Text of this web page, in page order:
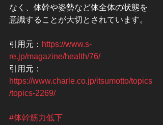
なく、体幹や姿勢など体全体の状態を
意識することが大切とされています。
引用元： https://www.s-
re.jp/magazine/health/76/
引用元：
https://www.charle.co.jp/itsumotto/topics
/topics-2269/
#体幹筋力低下